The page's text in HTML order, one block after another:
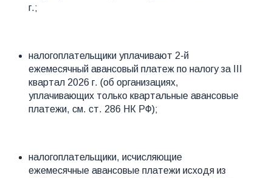
г.;
налогоплательщики уплачивают 2-й
ежемесячный авансовый платеж по налогу за III
квартал 2026 г. (об организациях,
уплачивающих только квартальные авансовые
платежи, см. ст. 286 НК РФ);
налогоплательщики, исчисляющие
ежемесячные авансовые платежи исходя из